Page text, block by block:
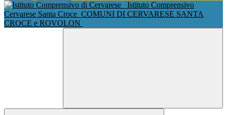
Istituto Comprensivo
Cervarese Santa Croce COMUNI DI CERVARESE SANTA
CROCE e ROVOLON